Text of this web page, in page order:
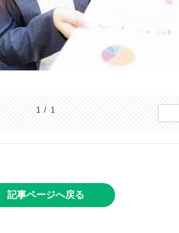
1 / 1
記事ページへ戻る